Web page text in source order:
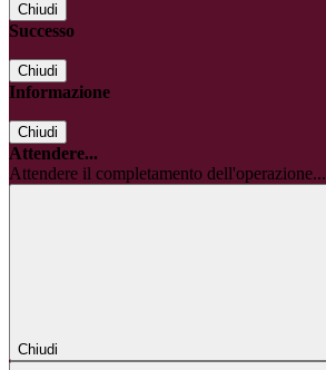
Chiudi
Successo
Chiudi
Informazione
Chiudi
Attendere...
Attendere il completamento dell'operazione...
Chiudi